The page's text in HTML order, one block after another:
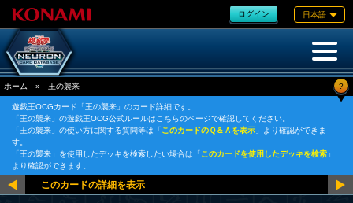
ログイン 日本語
ホーム » 王の襲来 ?
遊戯王OCGカード「王の襲来」のカード詳細です。
「王の襲来」の遊戯王OCG公式ルールはこちらのページで確認してください。
「王の襲来」の使い方に関する質問等は「このカードのＱ＆Ａを表示 」より確認ができま
す。
「王の襲来」を使用したデッキを検索したい場合は「このカードを使用したデッキを検索 」
より確認ができます。